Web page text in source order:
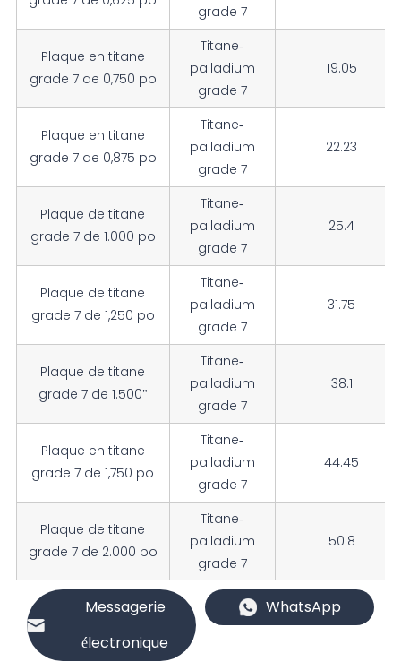
grade 7
Plaque en titane
grade 7 de 0,750 po
Titane-
palladium
grade 7
19.05
Plaque en titane
grade 7 de 0,875 po
Titane-
palladium
grade 7
22.23
Plaque de titane
grade 7 de 1.000 po
Titane-
palladium
grade 7
25.4
Plaque de titane
grade 7 de 1,250 po
Titane-
palladium
grade 7
31.75
Plaque de titane
grade 7 de 1.500"
Titane-
palladium
grade 7
38.1
Plaque en titane
grade 7 de 1,750 po
Titane-
palladium
grade 7
44.45
Plaque de titane
grade 7 de 2.000 po
Titane-
palladium
grade 7
50.8
Plaque en titane
grade 7 de 2,250 po
Titane-
palladium
57.15
Messagerie
électronique
WhatsApp